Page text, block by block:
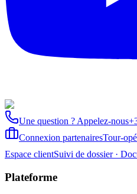
Une question ? Appelez-nous
Connexion partenairesTour-
Espace clientSuivi de dossier ·
Plateforme